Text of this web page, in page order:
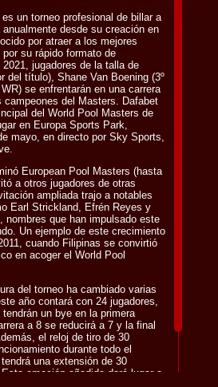
un torneo profesional de billar a
desde su creación en
por atraer a los mejores
su rápido formato de
jugadores de la talla de
del título), Shane Van Boening (3º
se enfrentarán en una carrera
campeones del Masters. Dafabet
del World Pool Masters de
en Europa Sports Park,
mayo, en directo por Sky Sports,
European Pool Masters (hasta
a otros jugadores de otras
ampliada trajo a notables
Earl Strickland, Efrén Reyes y
nombres que han impulsado este
Un ejemplo de este crecimiento
cuando Filipinas se convirtió
en acoger el World Pool
del torneo ha cambiado varias
año contará con 24 jugadores,
un bye en la primera
a 8 se reducirá a 7 y la final
el reloj de tiro de 30
durante todo el
una extensión de 30
emoción añadida dará lugar a